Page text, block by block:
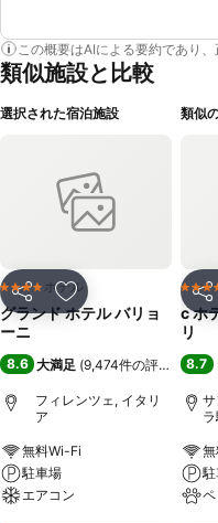
この概要はAIによる要約であり
類似施設と比較
選択された宿泊施設
シェア お気に入りに追加
4 ホテルのランク
ホテル
グランド ホテル バリョ
ーニ
8.6 大満足 (9,474件の評価
フィレンツェ, イタリ
ア
無料Wi-Fi
駐車場
エアコン
類似
シ
4 ホ
c ホ
リ
8.7